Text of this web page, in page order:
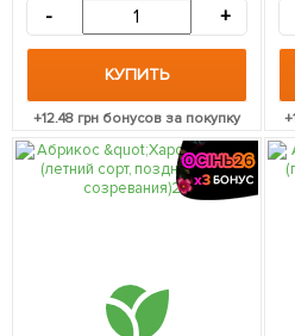
- +
КУПИТЬ
+12.48 грн бонусов за покупку +